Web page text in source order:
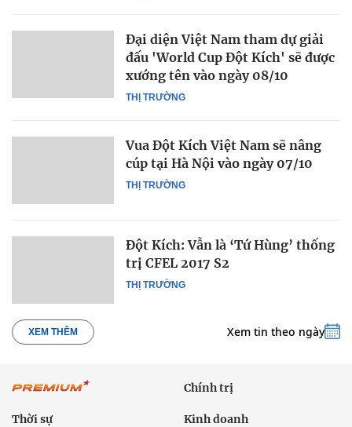
THỊ TRƯỜNG
Đại diện Việt Nam tham dự giải
đấu 'World Cup Đột Kích' sẽ được
xướng tên vào ngày 08/10
THỊ TRƯỜNG
Vua Đột Kích Việt Nam sẽ nâng
cúp tại Hà Nội vào ngày 07/10
THỊ TRƯỜNG
Đột Kích: Vẫn là ‘Tứ Hùng’ thống
trị CFEL 2017 S2
XEM THÊM Xem tin theo ngày
Chính trị
Thời sự Kinh doanh